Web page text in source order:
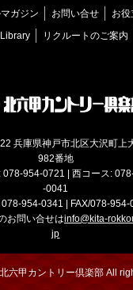
マガジン お問い合せ お役
リクルートのご案内
兵庫県神戸市北区大沢町上
982番地
078-954-0721 | 西コース:
-0041
078-954-0341 | FAX/078-954-
お問い合せはinfo@kita-
jp
六甲カントリー倶楽部 All